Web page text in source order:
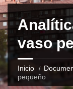
vaso
Inicio
pequeño